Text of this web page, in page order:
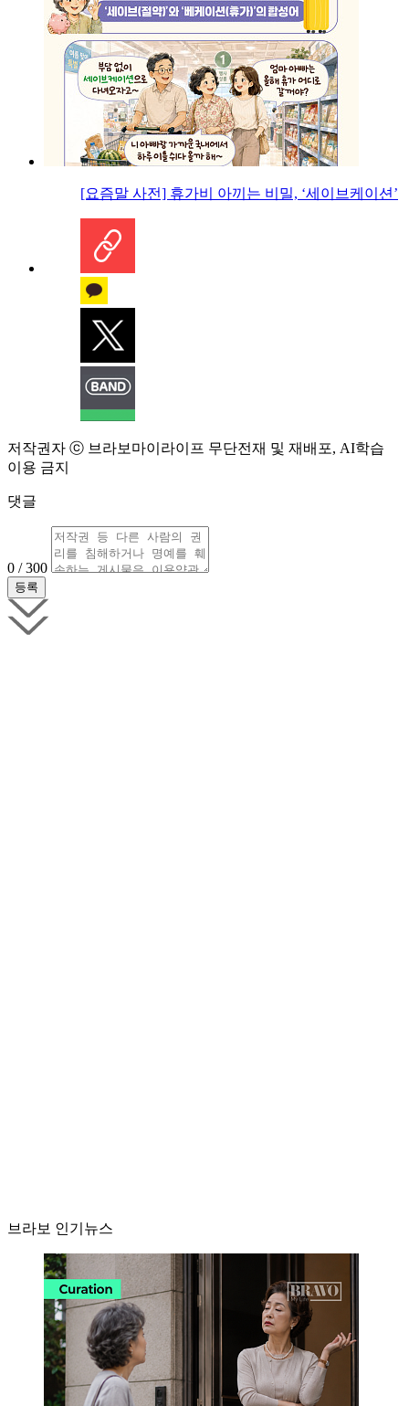
[요즘말 사전] 휴가비 아끼는 비밀, ‘세이브케이션’
저작권자 ⓒ 브라보마이라이프 무단전재 및 재배포, AI학습
이용 금지
댓글
0 / 300
브라보 인기뉴스